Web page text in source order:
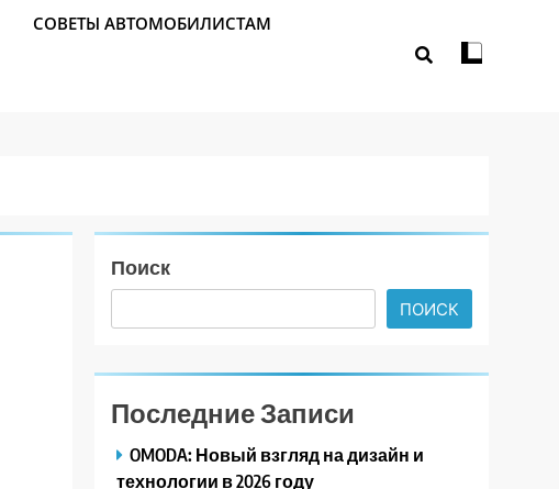
СОВЕТЫ АВТОМОБИЛИСТАМ
Поиск
ПОИСК
Последние Записи
OMODA: Новый взгляд на дизайн и
технологии в 2026 году